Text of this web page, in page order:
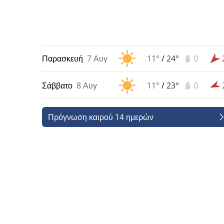
Παρασκευή 7 Αυγ 11° /24° 0
Σάββατο 8 Αυγ 11° /23° 0
Πρόγνωση καιρού 14 ημερών